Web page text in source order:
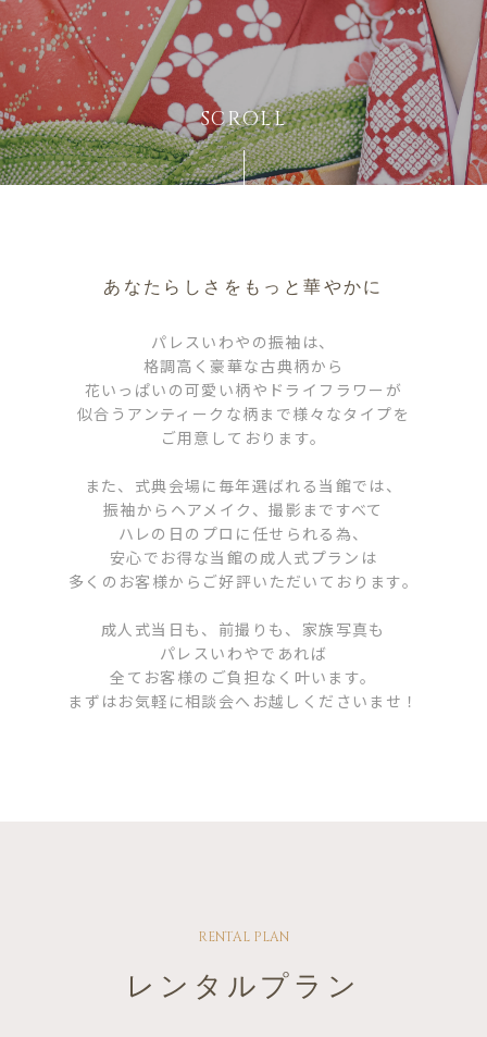
SCROLL
あなたらしさをもっと華やかに
パレスいわやの振袖は、
格調高く豪華な古典柄から
花いっぱいの可愛い柄や ドライフラワーが
似合うアンティークな柄まで様々なタイプを
ご用意しております。
また、式典会場に毎年選ばれる当館では、
振袖からヘアメイク、撮影まですべて
ハレの日のプロに任せられる為、
安心でお得な当館の成人式プランは
多くのお客様からご好評いただいております。
成人式当日も、前撮りも、家族写真も
パレスいわやであれば
全てお客様のご負担なく叶います。
まずはお気軽に相談会へお越しくださいませ！
RENTAL PLAN
レンタルプラン